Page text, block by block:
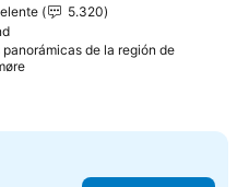
5.320
panorámicas de la región de